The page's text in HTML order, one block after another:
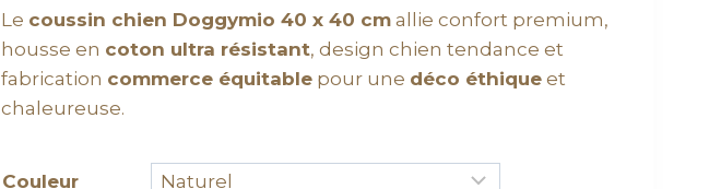
Le coussin chien Doggymio 40 x 40 cmallie confort premium,
housse en coton ultra résistant, design chien tendance et
fabrication commerce équitablepour une déco éthiqueet
chaleureuse.
Couleur